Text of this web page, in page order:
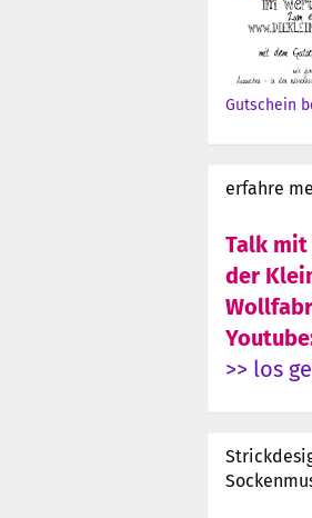
Gutschein
erfahre
Talk
der
>> los